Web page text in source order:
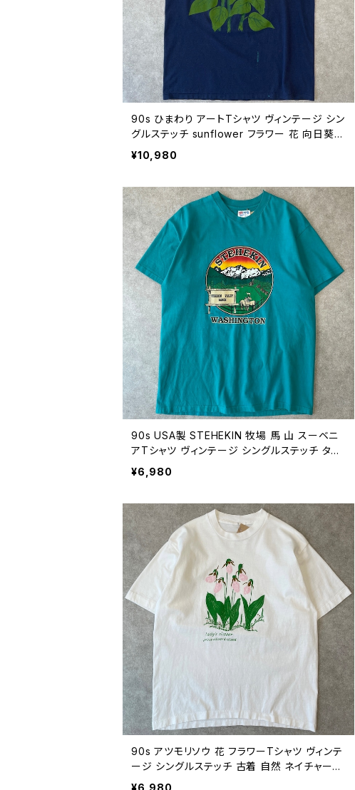
90s ひまわり アートTシャツ ヴィンテージ シン
グルステッチ sunflower フラワー 花 向日葵
古着 紺 ネイビー 90年代 ビンテージ L 2608
0803
¥10,980
90s USA製 STEHEKIN 牧場 馬 山 スーベニ
アTシャツ ヴィンテージ シングルステッチ ター
コイズ 自然 ネイチャー アウトドア 古着 90年
代 ビンテージ L 26080724
¥6,980
90s アツモリソウ 花 フラワーTシャツ ヴィンテ
ージ シングルステッチ 古着 自然 ネイチャー
ボタニカル 白 90年代 ビンテージ 26080721
¥6,980